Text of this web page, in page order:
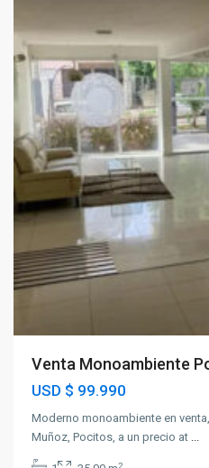
Venta Monoambiente
USD $ 99.990
Moderno monoambiente en
Muñoz, Pocitos, a un precio at ...
2